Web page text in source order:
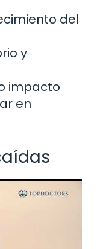
del
y
impacto
en